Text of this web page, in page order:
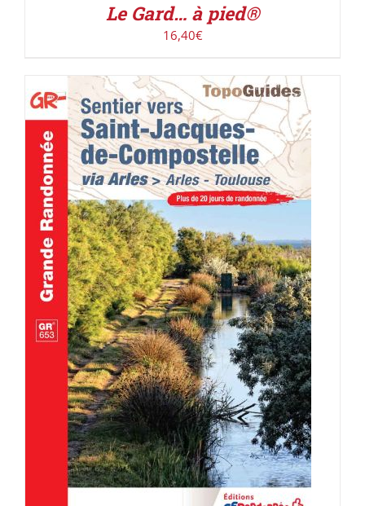
Le Gard… à pied®
16,40€
AJOUTER AU PANIER / DÉTAILS